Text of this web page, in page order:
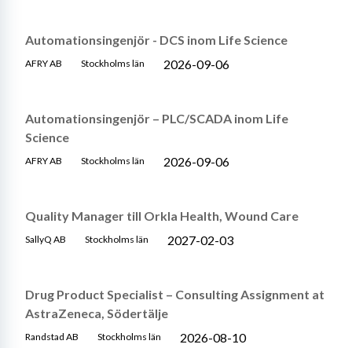
Automationsingenjör - DCS inom Life Science
AFRY AB Stockholms län 2026-09-06
Automationsingenjör – PLC/SCADA inom Life
Science
AFRY AB Stockholms län 2026-09-06
Quality Manager till Orkla Health, Wound Care
SallyQ AB Stockholms län 2027-02-03
Drug Product Specialist – Consulting Assignment at
AstraZeneca, Södertälje
Randstad AB Stockholms län 2026-08-10